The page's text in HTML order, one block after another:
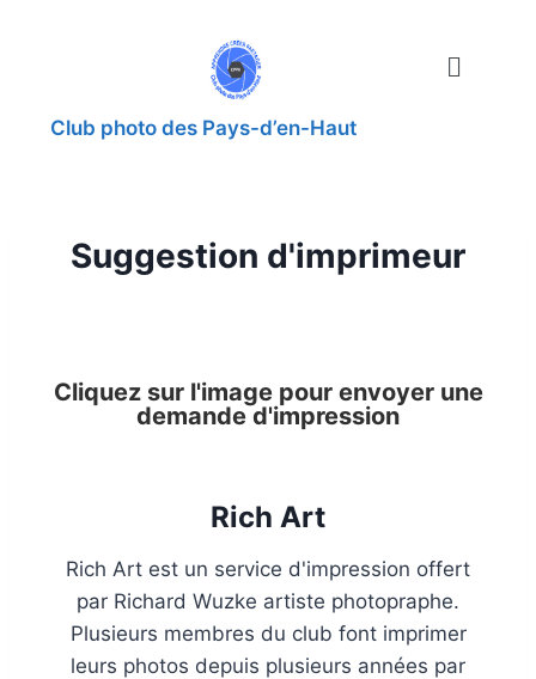
Club photo des Pays-d’en-Haut
Suggestion d'imprimeur
Cliquez sur l'image pour envoyer une
demande d'impression
Rich Art
Rich Art est un service d'impression offert
par Richard Wuzke artiste photopraphe.
Plusieurs membres du club font imprimer
leurs photos depuis plusieurs années par